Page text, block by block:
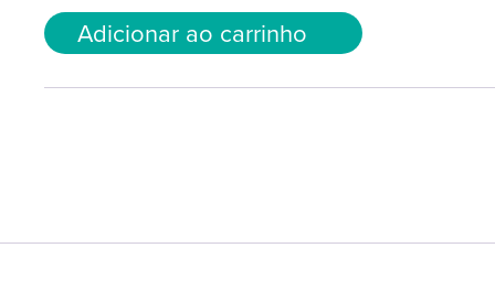
Adicionar ao carrinho